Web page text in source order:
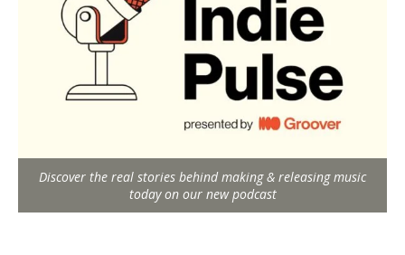
Discover the real stories behind making & releasing music
today on our new podcast